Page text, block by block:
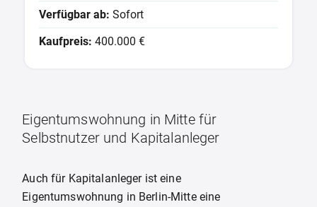
Verfügbar ab: Sofort
Kaufpreis: 400.000 €
Eigentumswohnung in Mitte für
Selbstnutzer und Kapitalanleger
Auch für Kapitalanleger ist eine
Eigentumswohnung in Berlin-Mitte eine